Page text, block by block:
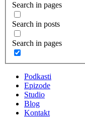
Search in pages
Search in posts
Search in pages
Podkasti
Epizode
Studio
Blog
Kontakt